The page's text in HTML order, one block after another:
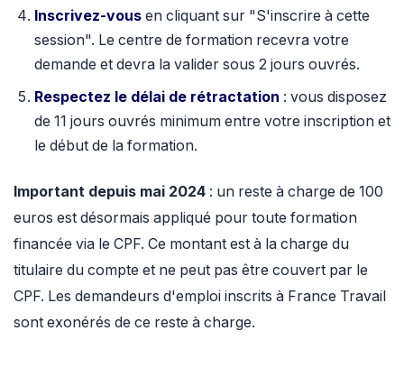
Inscrivez-vousen cliquant sur "S'inscrire à cette
session". Le centre de formation recevra votre
demande et devra la valider sous 2 jours ouvrés.
Respectez le délai de rétractation : vous disposez
de 11 jours ouvrés minimum entre votre inscription et
le début de la formation.
Important depuis mai 2024 : un reste à charge de 100
euros est désormais appliqué pour toute formation
financée via le CPF. Ce montant est à la charge du
titulaire du compte et ne peut pas être couvert par le
CPF. Les demandeurs d'emploi inscrits à France Travail
sont exonérés de ce reste à charge.